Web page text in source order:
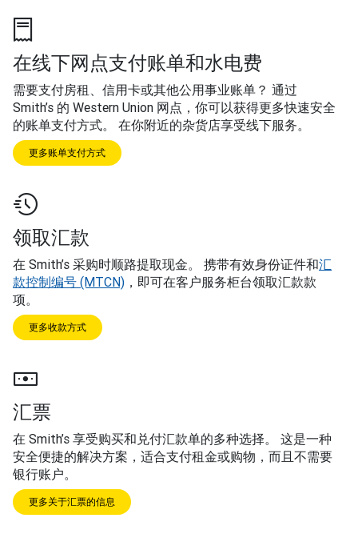
在线下网点支付账单和水电费
需要支付房租、信用卡或其他公用事业账单？ 通过
Smith’s 的 Western Union 网点，你可以获得更多快速安全
的账单支付方式。 在你附近的杂货店享受线下服务。
更多账单支付方式
领取汇款
在 Smith’s 采购时顺路提取现金。 携带有效身份证件和汇
款控制编号 (MTCN) ，即可在客户服务柜台领取汇款款
项。
更多收款方式
汇票
在 Smith’s 享受购买和兑付汇款单的多种选择。 这是一种
安全便捷的解决方案，适合支付租金或购物，而且不需要
银行账户。
更多关于汇票的信息